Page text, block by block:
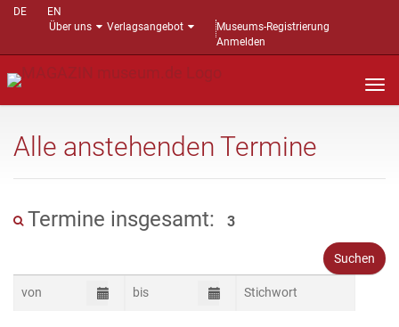
DE
EN
Über uns
Verlagsangebot
Museums-Registrierung
Anmelden
Alle anstehenden Termine
Termine insgesamt: 3